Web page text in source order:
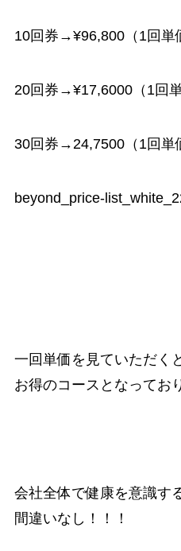
10回券→¥96,800（1回
20回券→¥17,6000（1回
30回券→24,7500（1回
beyond_price-
一回単価を見ていただく
お得のコースとなってお
会社全体で健康を意識す
間違いなし！！！